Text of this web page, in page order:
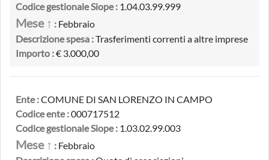
Codice gestionale Siope : 1.04.03.99.999
Mese ↑ : Febbraio
Descrizione spesa :Trasferimenti correnti a altre imprese
Importo :€ 3.000,00
Ente :COMUNE DI SAN LORENZO IN CAMPO
Codice ente :000717512
Codice gestionale Siope : 1.03.02.99.003
Mese ↑ : Febbraio